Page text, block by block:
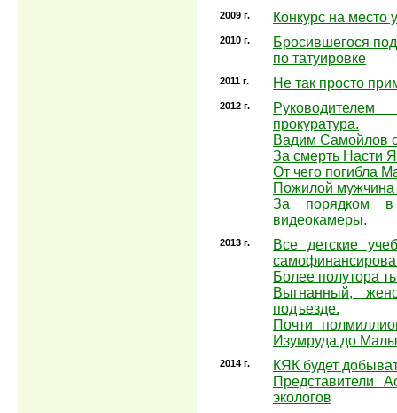
2009 г. Конкурс на место
2010 г.
Бросившегося
по татуировке
2011 г. Не так просто
2012 г.
Руководителем
прокуратура.
Вадим Самойлов
За смерть Насти
От чего погибла
Пожилой мужчина
За порядком в
видеокамеры.
2013 г.
Все детские
Более полутора
Выгнанный,
подъезде.
Почти
Изумруда до
2014 г.
КЯК будет
Представители
экологов